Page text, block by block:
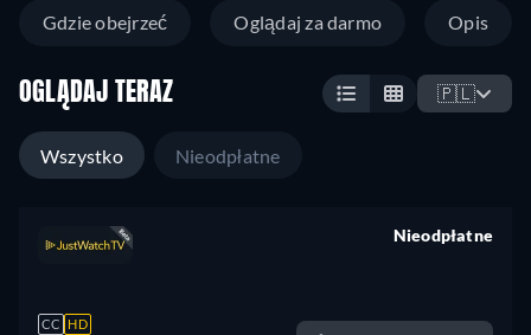
Gdzie obejrzeć Oglądaj za darmo Opis
OGLĄDAJ TERAZ 🇵🇱
Wszystko Nieodpłatne
CC HD
Nieodpłatne